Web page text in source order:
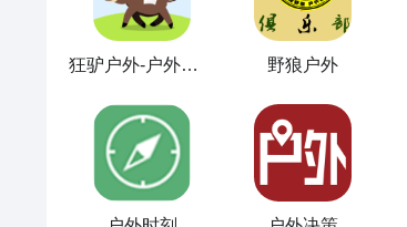
狂驴户外-户外装备 野狼户外